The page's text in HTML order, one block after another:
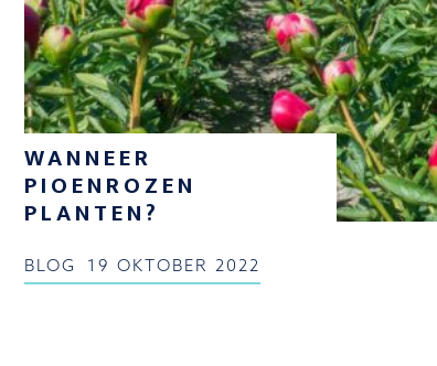
WANNEER
PIOENROZEN
PLANTEN?
BLOG 19 OKTOBER 2022